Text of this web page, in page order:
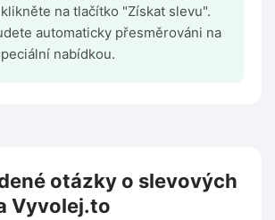
na tlačítko "Získat slevu".
automaticky přesměrováni na
nabídkou.
otázky o slevových
Vyvolej.to